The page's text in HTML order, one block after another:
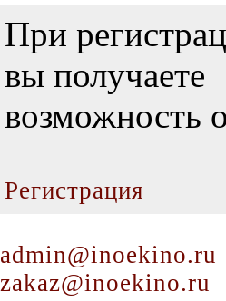
При
вы получаете
возможность
Регистрация
admin@inoekino.ru
zakaz@inoekino.ru